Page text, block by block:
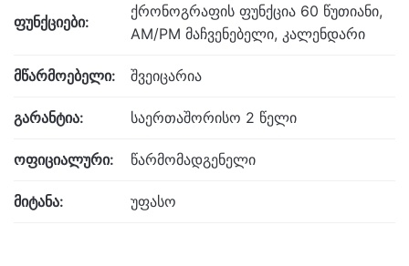
ფუნქციები:
ქრონოგრაფის ფუნქცია 60 წუთიანი,
AM/PM მაჩვენებელი, კალენდარი
მწარმოებელი: შვეიცარია
გარანტია: საერთაშორისო 2 წელი
ოფიციალური: წარმომადგენელი
მიტანა: უფასო